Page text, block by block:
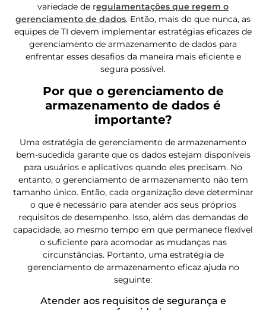
variedade de regulamentações que regem o
gerenciamento de dados. Então, mais do que nunca, as
equipes de TI devem implementar estratégias eficazes de
gerenciamento de armazenamento de dados para
enfrentar esses desafios da maneira mais eficiente e
segura possível.
Por que o gerenciamento de
armazenamento de dados é
importante?
Uma estratégia de gerenciamento de armazenamento
bem-sucedida garante que os dados estejam disponíveis
para usuários e aplicativos quando eles precisam. No
entanto, o gerenciamento de armazenamento não tem
tamanho único. Então, cada organização deve determinar
o que é necessário para atender aos seus próprios
requisitos de desempenho. Isso, além das demandas de
capacidade, ao mesmo tempo em que permanece flexível
o suficiente para acomodar as mudanças nas
circunstâncias. Portanto, uma estratégia de
gerenciamento de armazenamento eficaz ajuda no
seguinte:
Atender aos requisitos de segurança e